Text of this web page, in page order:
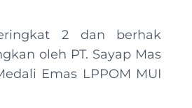
2 dan berhak
oleh PT. Sayap Mas
Emas LPPOM MUI